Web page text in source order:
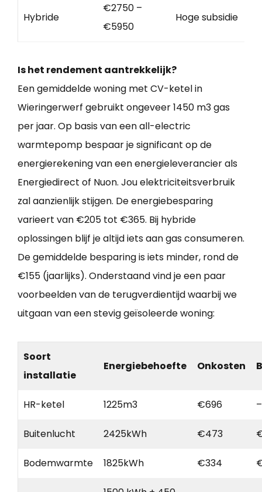
Hybride
€2750 –
€5950
Hoge subsidie
Is het rendement aantrekkelijk?
Een gemiddelde woning met CV-ketel in
Wieringerwerf gebruikt ongeveer 1450 m3 gas
per jaar. Op basis van een all-electric
warmtepomp bespaar je significant op de
energierekening van een energieleverancier als
Energiedirect of Nuon. Jou elektriciteitsverbruik
zal aanzienlijk stijgen. De energiebesparing
varieert van €205 tot €365. Bij hybride
oplossingen blijf je altijd iets aan gas consumeren.
De gemiddelde besparing is iets minder, rond de
€155 (jaarlijks). Onderstaand vind je een paar
voorbeelden van de terugverdientijd waarbij we
uitgaan van een stevig geïsoleerde woning:
Soort
installatie
Energiebehoefte Onkosten
HR-ketel 1225m3 €696 –
Buitenlucht 2425kWh €473
Bodemwarmte 1825kWh €334